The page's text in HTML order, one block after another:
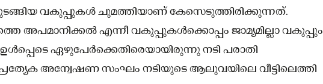
വകുപ്പുകള്‍ ചുമത്തിയാണ് കേസെടുത്തിരിക്കുന്നത്.
അപമാനിക്കല്‍ എന്നീ വകുപ്പുകള്‍ക്കൊപ്പം ജാമ്യമില്ലാ വകുപ്പും
ഏഴുപേര്‍ക്കെതിരെയായിരുന്നു നടി പരാതി
അന്വേഷണ സംഘം നടിയുടെ ആലുവയിലെ വീട്ടിലെത്തി